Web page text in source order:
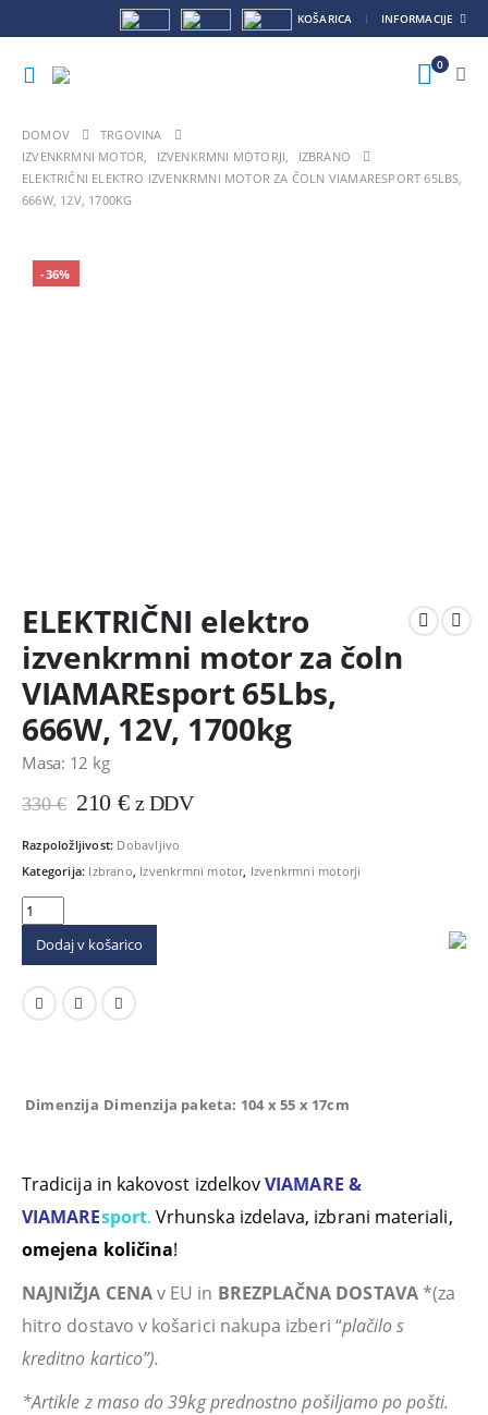
KOŠARICA INFORMACIJE
0
DOMOV
TRGOVINA
IZVENKRMNI MOTOR, IZVENKRMNI MOTORJI,
IZBRANO
ELEKTRIČNI ELEKTRO IZVENKRMNI MOTOR ZA ČOLN VIAMARESPORT 65LBS,
666W, 12V, 1700KG
-36%
ELEKTRIČNI elektro
izvenkrmni motor za čoln
VIAMAREsport 65Lbs,
666W, 12V, 1700kg
Masa: 12 kg
330€ Prvotna
je
bila:
210 €Trenutna
je:
210 €.
z DDV
Razpoložljivost: Dobavljivo
Kategorija: Izbrano Izvenkrmni motor, Izvenkrmni motorji
Dodaj v košarico
Dimenzija Dimenzija paketa: 104 x 55 x 17cm
Tradicija in kakovost izdelkovVIAMARE &
VIAMAREsport. Vrhunska izdelava, izbrani materiali,
omejena količina!
NAJNIŽJA CENAv EU in BREZPLAČNA DOSTAVA*(za
hitro dostavo v košarici nakupa izberi “plačilo s
kreditno kartico”).
*Artikle z maso do 39kg prednostno pošiljamo po pošti.